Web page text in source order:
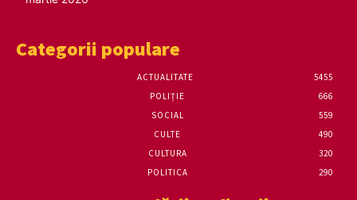
Categorii populare
ACTUALITATE
5455
POLIȚIE
666
SOCIAL
559
CULTE
490
CULTURA
320
POLITICA
290